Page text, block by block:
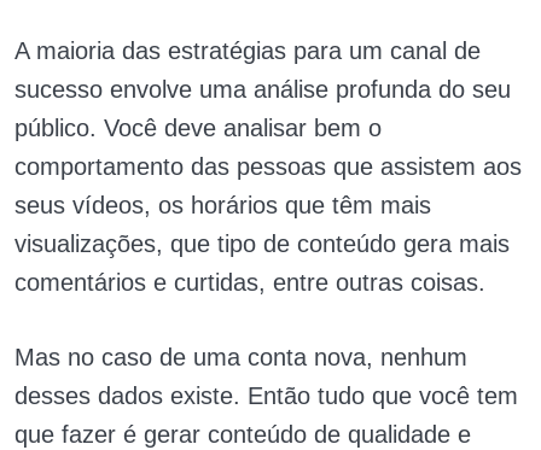
A maioria das estratégias para um canal de
sucesso envolve uma análise profunda do seu
público. Você deve analisar bem o
comportamento das pessoas que assistem aos
seus vídeos, os horários que têm mais
visualizações, que tipo de conteúdo gera mais
comentários e curtidas, entre outras coisas.
Mas no caso de uma conta nova, nenhum
desses dados existe. Então tudo que você tem
que fazer é gerar conteúdo de qualidade e